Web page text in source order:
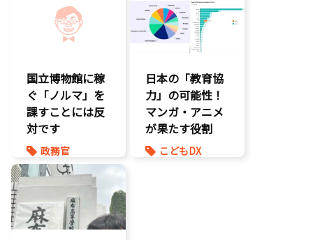
製造業
環境部会
国立博物館に稼
ぐ「ノルマ」を
課すことには反
対です
政務官
知的財産
日本の「教育協
力」の可能性！
マンガ・アニメ
が果たす役割
こどもDX